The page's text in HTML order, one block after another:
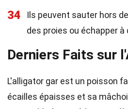
34
Ils peuvent sauter hors
des proies ou échapper
Derniers Faits sur
L'alligator gar est un poisson
écailles épaisses et sa